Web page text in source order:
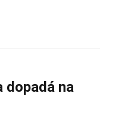
dopadá na